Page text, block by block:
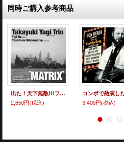
同時ご購入参考商品
出た！天下無敵!!!ファンキー・バピッシュかつ超ダイナミック・ストロングな問答無用の突撃アクション・ピアノ・プレイが絶好調の壮快ライヴ! CD 八木 隆幸 トリオ TAKAYUKI YAGI TRIO / MATRIX : Live at the Adirondack Café
2,650円(税込)
3,400円(税込)